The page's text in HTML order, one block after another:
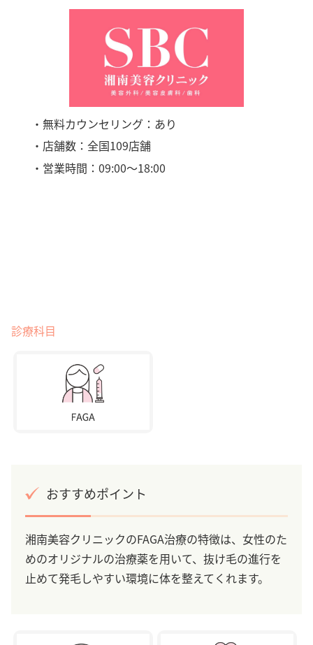
・無料カウンセリング：あり
・店舗数：全国109店舗
・営業時間：09:00〜18:00
診療科目
おすすめポイント
湘南美容クリニックのFAGA治療の特徴は、女性のた
めのオリジナルの治療薬を用いて、抜け毛の進行を
止めて発毛しやすい環境に体を整えてくれます。